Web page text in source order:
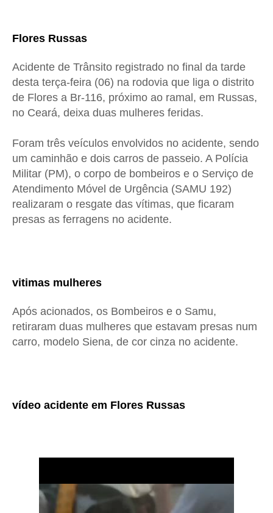
Flores Russas
Acidente de Trânsito registrado no final da tarde
desta terça-feira (06) na rodovia que liga o distrito
de Flores a Br-116, próximo ao ramal, em Russas,
no Ceará, deixa duas mulheres feridas.
Foram três veículos envolvidos no acidente, sendo
um caminhão e dois carros de passeio. A Polícia
Militar (PM), o corpo de bombeiros e o Serviço de
Atendimento Móvel de Urgência (SAMU 192)
realizaram o resgate das vítimas, que ficaram
presas as ferragens no acidente.
vitimas mulheres
Após acionados, os Bombeiros e o Samu,
retiraram duas mulheres que estavam presas num
carro, modelo Siena, de cor cinza no acidente.
vídeo acidente em Flores Russas